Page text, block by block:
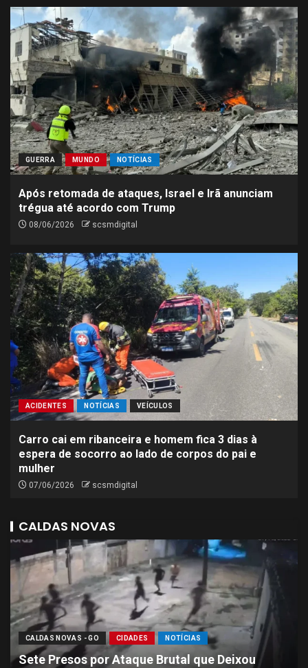
GUERRA MUNDO NOTÍCIAS
Após retomada de ataques, Israel e Irã anunciam
trégua até acordo com Trump
08/06/2026 scsmdigital
ACIDENTES NOTÍCIAS VEÍCULOS
Carro cai em ribanceira e homem fica 3 dias à
espera de socorro ao lado de corpos do pai e
mulher
07/06/2026 scsmdigital
CALDAS NOVAS
CALDAS NOVAS - GO CIDADES NOTÍCIAS